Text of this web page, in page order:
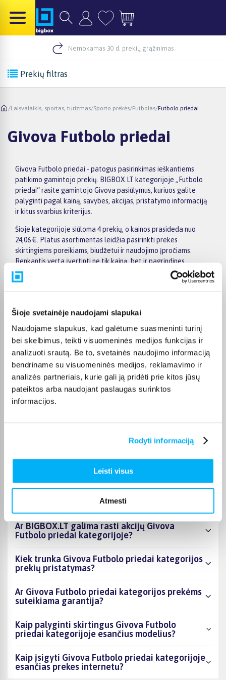
Šioje svetainėje naudojami slapukai
Naudojame slapukus, kad galėtume suasmeninti turinį
bei skelbimus, teikti visuomeninės medijos funkcijas ir
analizuoti srautą. Be to, svetainės naudojimo informaciją
bendriname su visuomeninės medijos, reklamavimo ir
analizės partneriais, kurie gali ją pridėti prie kitos jūsų
pateiktos arba naudojant paslaugas surinktos
informacijos.
Rodyti informaciją
Leisti visus
Atmesti
Nemokamas 30 d. prekių grąžinimas
Prekių filtras
/Laisvalaikis, sportas, turizmas/Sporto prekės/Futbolas/Futbolo priedai
Givova Futbolo priedai
Givova Futbolo priedai - patogus pasirinkimas ieškantiems
patikimo gamintojo prekių. BIGBOX.LT kategorijoje „Futbolo
priedai“ rasite gamintojo Givova pasiūlymus, kuriuos galite
palyginti pagal kainą, savybes, akcijas, pristatymo informaciją
ir kitus svarbius kriterijus.
Šioje kategorijoje siūloma 4 prekių, o kainos prasideda nuo
24,06 €. Platus asortimentas leidžia pasirinkti prekes
skirtingiems poreikiams, biudžetui ir naudojimo įpročiams.
Renkantis verta įvertinti ne tik kainą, bet ir pagrindines
savybes, funkcionalumą, komplektaciją, garantijos sąlygas bei
taikomus specialius pasiūlymus.
pasiūlymus ir patogiai palyginti Givova prekes tarpusavyje.
informaciją ir prekės aprašymą, kad galėtumėte priimti patogų
ir apgalvotą sprendimą.
Palyginkite Givova prekes BIGBOX.LT ir išsirinkite tinkamiausią
DUK
esantys produktai šiuo metu populiariausi?
Kiek prekių yra Givova Futbolo priedai
Ar BIGBOX.LT galima rasti akcijų Givova
Futbolo priedai kategorijoje?
Kiek trunka Givova Futbolo priedai kategorijos
prekių pristatymas?
Ar Givova Futbolo priedai kategorijos prekėms
suteikiama garantija?
Kaip palyginti skirtingus Givova Futbolo
priedai kategorijoje esančius modelius?
Kaip įsigyti Givova Futbolo priedai kategorijoje
esančias prekes internetu?